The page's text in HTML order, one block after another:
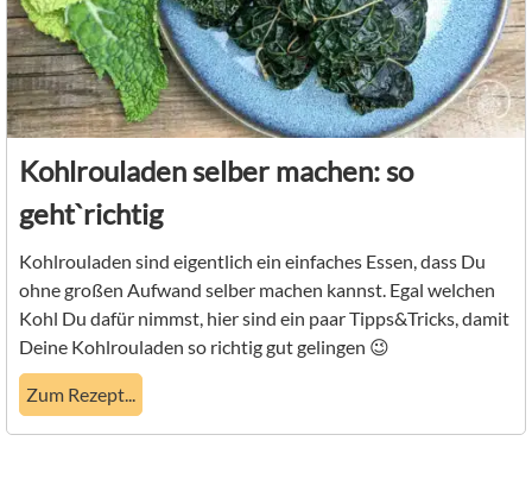
Kohlrouladen selber machen: so
geht`richtig
Kohlrouladen sind eigentlich ein einfaches Essen, dass Du
ohne großen Aufwand selber machen kannst. Egal welchen
Kohl Du dafür nimmst, hier sind ein paar Tipps&Tricks, damit
Deine Kohlrouladen so richtig gut gelingen 😉
Zum Rezept...